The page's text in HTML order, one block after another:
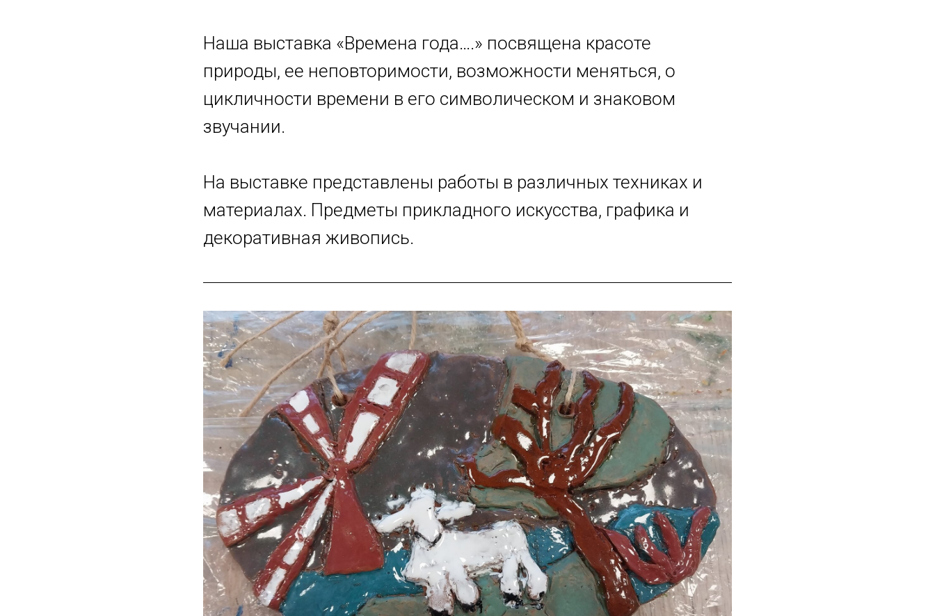
Наша выставка «Времена года….» посвящена красоте
природы, ее неповторимости, возможности меняться, о
цикличности времени в его символическом и знаковом
звучании.
На выставке представлены работы в различных техниках и
материалах. Предметы прикладного искусства, графика и
декоративная живопись.